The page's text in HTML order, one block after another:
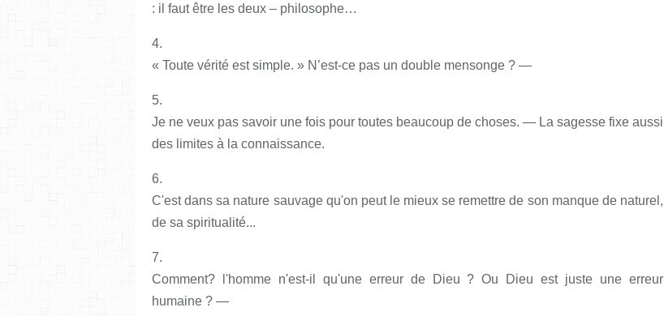
: il faut être les deux – philosophe…
4.
« Toute vérité est simple. » N’est-ce pas un double mensonge ? —
5.
Je ne veux pas savoir une fois pour toutes beaucoup de choses. — La sagesse fixe aussi
des limites à la connaissance.
6.
C'est dans sa nature sauvage qu'on peut le mieux se remettre de son manque de naturel,
de sa spiritualité...
7.
Comment? l'homme n'est-il qu'une erreur de Dieu ? Ou Dieu est juste une erreur
humaine ? —